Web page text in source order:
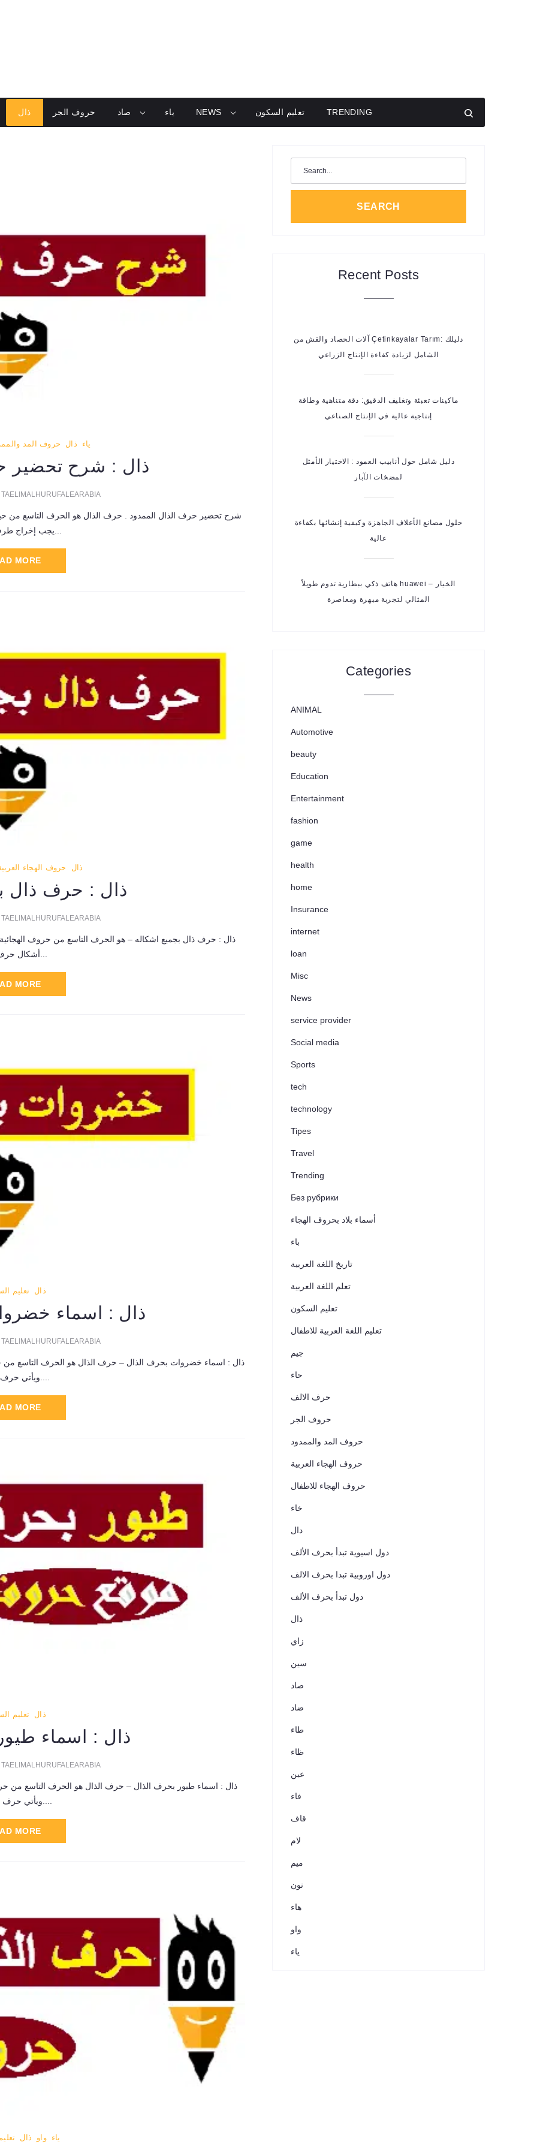
ذال حروف الجر صاد ياء NEWS تعليم السكون TRENDING
حروف المد ذال ياء
ذال : شرح تحضير
TAELIMALHURUFALEARABIA
شرح تحضير حرف الذال الممدود . حرف الذال هو الحرف التاسع من
MORE
حروف الهجاء ذال
ذال : حرف ذال
TAELIMALHURUFALEARABIA
ذال : حرف ذال بجميع اشكاله – هو الحرف التاسع من حروف
MORE
تعليم ذال
ذال : اسماء
TAELIMALHURUFALEARABIA
ذال : اسماء خضروات بحرف الذال – حرف الذال هو الحرف التاسع من
MORE
تعليم ذال
ذال : اسماء
TAELIMALHURUFALEARABIA
ذال : اسماء طيور بحرف الذال – حرف الذال هو الحرف التاسع من
MORE
ذال واو ياء
SEARCH
Recent Posts
آلات الحصاد والقش من Çetinkayalar Tarım: دليلك
الشامل لزيادة كفاءة الإنتاج الزراعي
ماكينات تعبئة وتغليف الدقيق: دقة متناهية وطاقة
إنتاجية عالية في الإنتاج الصناعي
دليل شامل حول أنابيب العمود : الاختيار الأمثل
لمضخات الآبار
حلول مصانع الأعلاف الجاهزة وكيفية إنشائها بكفاءة
عالية
هاتف ذكي ببطارية تدوم طويلاً huawei – الخيار
المثالي لتجربة مبهرة ومعاصرة
Categories
ANIMAL
Automotive
beauty
Education
Entertainment
fashion
game
health
home
Insurance
internet
loan
Misc
News
service provider
Social media
Sports
tech
technology
Tipes
Travel
Trending
Без рубрики
أسماء بلاد بحروف الهجاء
باء
تاريخ اللغة العربية
تعلم اللغة العربية
تعليم السكون
تعليم اللغة العربية للاطفال
جيم
حاء
حرف الالف
حروف الجر
حروف المد والممدود
حروف الهجاء العربية
حروف الهجاء للاطفال
خاء
دال
دول اسيوية تبدأ بحرف الألف
دول اوروبية تبدا بحرف الالف
دول تبدأ بحرف الألف
ذال
زاي
سين
صاد
ضاد
طاء
ظاء
عين
فاء
قاف
لام
ميم
نون
هاء
واو
ياء